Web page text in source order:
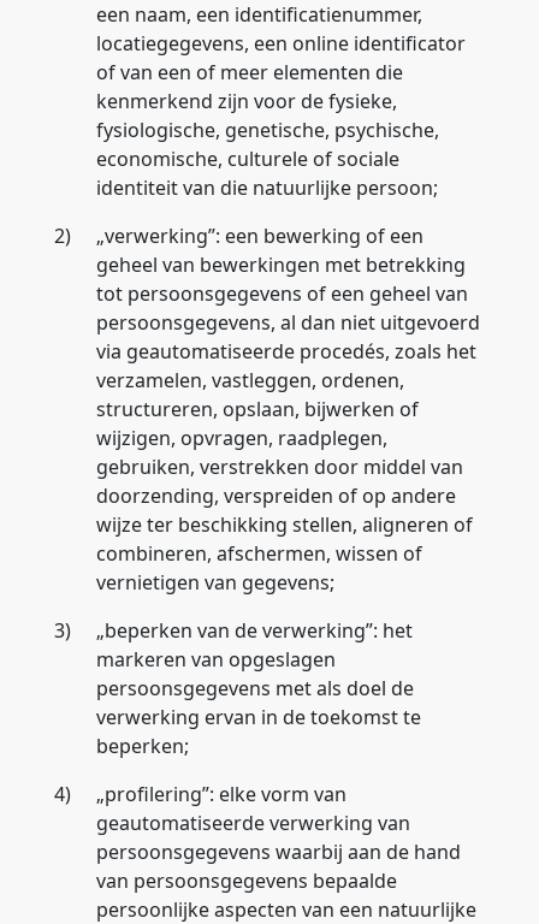
een naam, een identificatienummer,
locatiegegevens, een online identificator
of van een of meer elementen die
kenmerkend zijn voor de fysieke,
fysiologische, genetische, psychische,
economische, culturele of sociale
identiteit van die natuurlijke persoon;
2)
„verwerking”: een bewerking of een
geheel van bewerkingen met betrekking
tot persoonsgegevens of een geheel van
persoonsgegevens, al dan niet uitgevoerd
via geautomatiseerde procedés, zoals het
verzamelen, vastleggen, ordenen,
structureren, opslaan, bijwerken of
wijzigen, opvragen, raadplegen,
gebruiken, verstrekken door middel van
doorzending, verspreiden of op andere
wijze ter beschikking stellen, aligneren of
combineren, afschermen, wissen of
vernietigen van gegevens;
3)
„beperken van de verwerking”: het
markeren van opgeslagen
persoonsgegevens met als doel de
verwerking ervan in de toekomst te
beperken;
4)
„profilering”: elke vorm van
geautomatiseerde verwerking van
persoonsgegevens waarbij aan de hand
van persoonsgegevens bepaalde
persoonlijke aspecten van een natuurlijke